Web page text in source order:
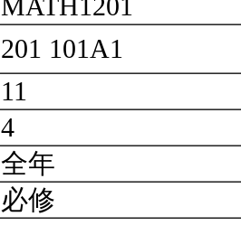
MATH1201
201 101A1
11
4
全年
必修